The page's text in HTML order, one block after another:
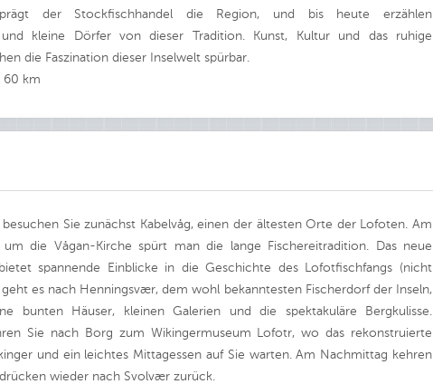
prägt der Stockfischhandel die Region, und bis heute erzählen
und kleine Dörfer von dieser Tradition. Kunst, Kultur und das ruhige
die Faszination dieser Inselwelt spürbar.
60 km
Sie zunächst Kabelvåg, einen der ältesten Orte der Lofoten. Am
die Vågan-Kirche spürt man die lange Fischereitradition. Das neue
spannende Einblicke in die Geschichte des Lofotfischfangs (nicht
geht es nach Henningsvær, dem wohl bekanntesten Fischerdorf der Inseln,
bunten Häuser, kleinen Galerien und die spektakuläre Bergkulisse.
Sie nach Borg zum Wikingermuseum Lofotr, wo das rekonstruierte
und ein leichtes Mittagessen auf Sie warten. Am Nachmittag kehren
wieder nach Svolvær zurück.